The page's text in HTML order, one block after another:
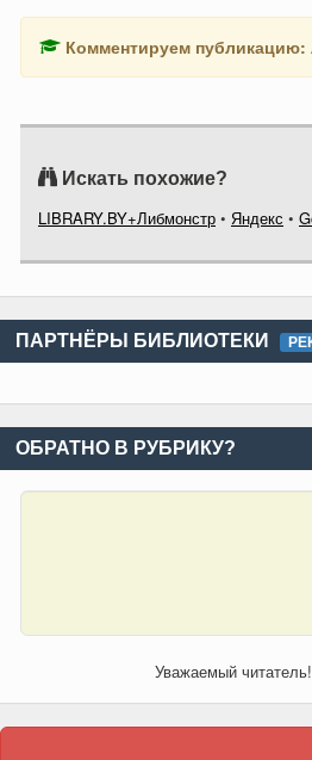
Комментируем публикацию:
Искать похожие?
LIBRARY.BY+Либмонстр • Яндекс •
ПАРТНЁРЫ БИБЛИОТЕКИ
ОБРАТНО В РУБРИКУ?
Уважаемый